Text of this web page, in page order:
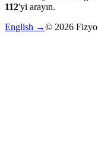
112'yi arayın.
English →© 2026